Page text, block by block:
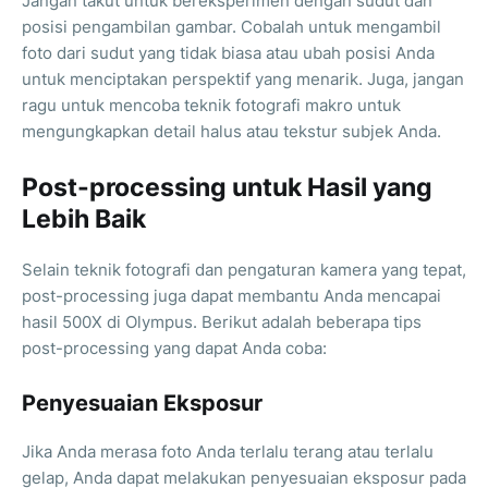
posisi pengambilan gambar. Cobalah untuk mengambil
foto dari sudut yang tidak biasa atau ubah posisi Anda
untuk menciptakan perspektif yang menarik. Juga, jangan
ragu untuk mencoba teknik fotografi makro untuk
mengungkapkan detail halus atau tekstur subjek Anda.
Post-processing untuk Hasil yang
Lebih Baik
Selain teknik fotografi dan pengaturan kamera yang tepat,
post-processing juga dapat membantu Anda mencapai
hasil 500X di Olympus. Berikut adalah beberapa tips
post-processing yang dapat Anda coba:
Penyesuaian Eksposur
Jika Anda merasa foto Anda terlalu terang atau terlalu
gelap, Anda dapat melakukan penyesuaian eksposur pada